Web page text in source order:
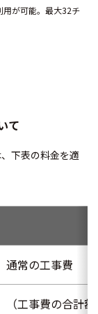
が可能。最大32チ
て
下表の料金を適
通常の工事費
（工事費の合計